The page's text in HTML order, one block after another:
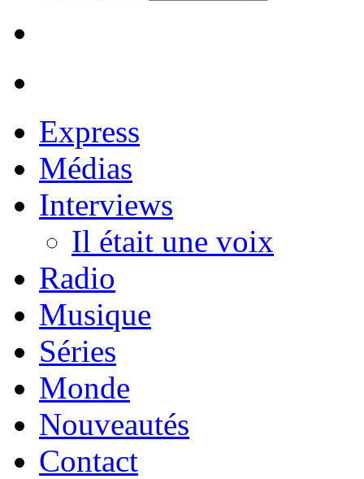
Express
Médias
Interviews
Il était une voix
Radio
Musique
Séries
Monde
Nouveautés
Contact